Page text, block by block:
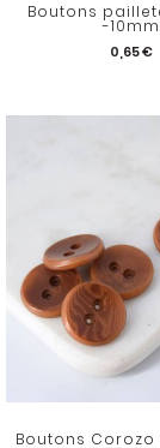
Boutons
-10mm
0,65 €
Boutons